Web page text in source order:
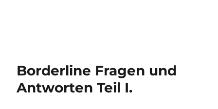
Borderline Fragen und
Antworten Teil I.